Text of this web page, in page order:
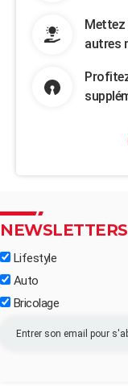
Mettez
autres
NEWSLETTERS
Lifestyle
Auto
Bricolage